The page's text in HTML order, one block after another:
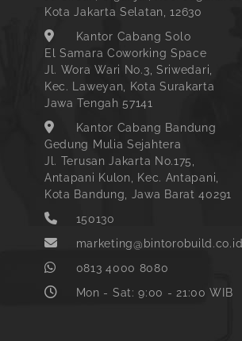
Kota Jakarta Selatan, 12630
Kantor Cabang Solo
El Samara Coworking Space
Jl. Wora Wari No.3, Sriwedari,
Kec. Laweyan, Kota Surakarta
Jawa Tengah 57141
Kantor Cabang Bandung
Gedung Mulia Sejahtera
Jl. Terusan Jakarta No.175,
Antapani Kulon, Kec. Antapani,
Kota Bandung, Jawa Barat 40291
150130
marketing@bintorobuild.co.id
0813 4000 8080
Mon - Sat: 9:00 - 21:00 WIB